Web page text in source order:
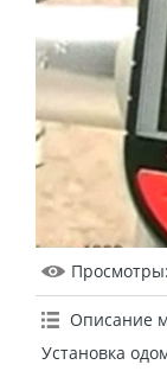
Просмотры
Описание
Установка